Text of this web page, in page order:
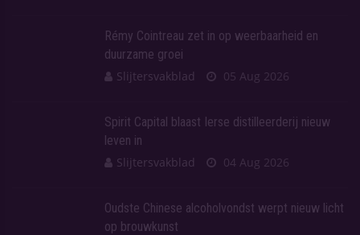
Rémy Cointreau zet in op weerbaarheid en
duurzame groei
Slijtersvakblad
05 Aug 2026
Spirit Capital blaast Ierse distilleerderij nieuw
leven in
Slijtersvakblad
04 Aug 2026
Oudste Chinese alcoholvondst werpt nieuw licht
op brouwkunst